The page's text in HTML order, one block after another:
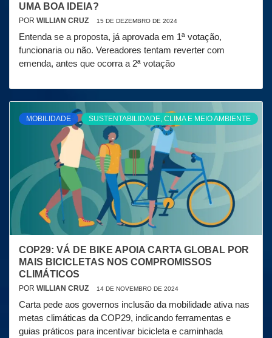
UMA BOA IDEIA?
POR WILLIAN CRUZ 15 DE DEZEMBRO DE 2024
Entenda se a proposta, já aprovada em 1ª votação,
funcionaria ou não. Vereadores tentam reverter com
emenda, antes que ocorra a 2ª votação
MOBILIDADE SUSTENTABILIDADE, CLIMA E MEIO AMBIENTE
COP29: VÁ DE BIKE APOIA CARTA GLOBAL POR
MAIS BICICLETAS NOS COMPROMISSOS
CLIMÁTICOS
POR WILLIAN CRUZ 14 DE NOVEMBRO DE 2024
Carta pede aos governos inclusão da mobilidade ativa nas
metas climáticas da COP29, indicando ferramentas e
guias práticos para incentivar bicicleta e caminhada